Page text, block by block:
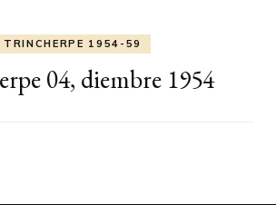
TRINCHERPE 1954-59
04, diembre 1954